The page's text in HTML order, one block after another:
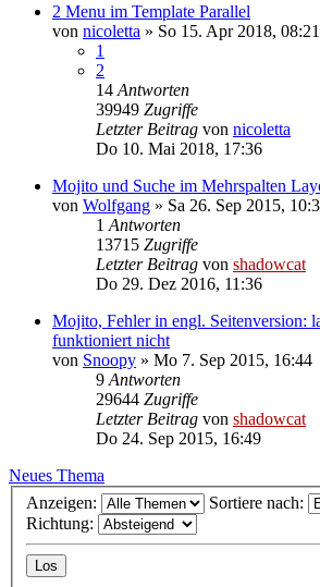
2 Menu im Template Parallel
von nicoletta » So 15. Apr 2018, 08:21
1
2
14 Antworten
39949 Zugriffe
Letzter Beitrag von nicoletta
Do 10. Mai 2018, 17:36
Mojito und Suche im Mehrspalten
von Wolfgang » Sa 26. Sep 2015,
1 Antworten
13715 Zugriffe
Letzter Beitrag von shadowcat
Do 29. Dez 2016, 11:36
Mojito, Fehler in engl. Seitenversion:
funktioniert nicht
von Snoopy » Mo 7. Sep 2015, 16:44
9 Antworten
29644 Zugriffe
Letzter Beitrag von shadowcat
Do 24. Sep 2015, 16:49
Neues Thema
Anzeigen:
Sortiere nach:
Richtung: